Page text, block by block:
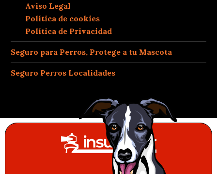
Aviso Legal
Política de cookies
Política de Privacidad
Seguro para Perros, Protege a tu Mascota
Seguro Perros Localidades